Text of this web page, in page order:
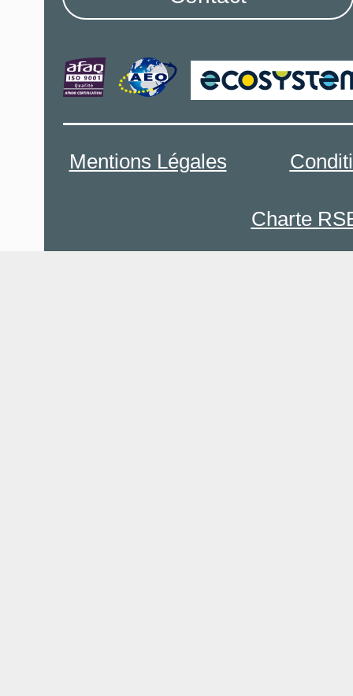
Mentions Légales
Charte